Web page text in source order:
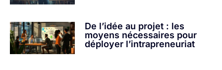
De l’idée au projet : les
moyens nécessaires pour
déployer l’intrapreneuriat